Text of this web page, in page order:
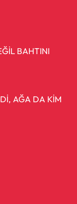
BAHTINI
AĞA DA KİM